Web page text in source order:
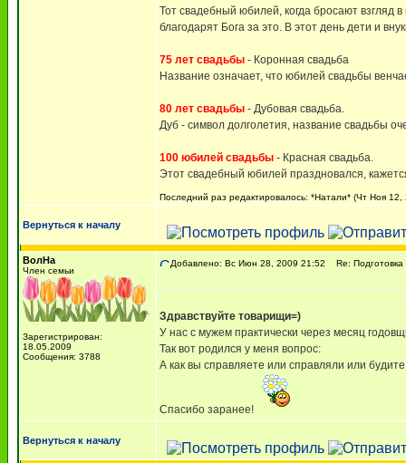
Тот свадебный юбилей, когда бросают взгляд
благодарят Бога за это. В этот день дети и
75 лет свадьбы - Коронная свадьба
Название означает, что юбилей свадьбы
80 лет свадьбы - Дубовая свадьба.
Дуб - символ долголетия, название свадьбы
100 юбилей свадьбы - Красная свадьба.
Этот свадебный юбилей праздновался,
Последний раз редактировалось: *Натали* (Чт Ноя 12,
Вернуться к началу
ВолНа
Член семьи
Зарегистрирован:
18.05.2009
Сообщения: 3788
Добавлено: Вс Июн 28, 2009 21:52 Re: Подготовка
Здравствуйте товарищи=)
У нас с мужем практически через месяц
Так вот родился у меня вопрос:
А как вы справляете или справляли или
Спасибо заранее!
Вернуться к началу